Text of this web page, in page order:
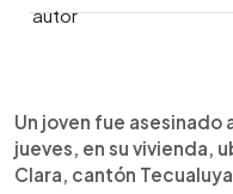
Escuchar
Un joven fue asesinado
jueves, en su vivienda,
Clara, cantón Tecualuya